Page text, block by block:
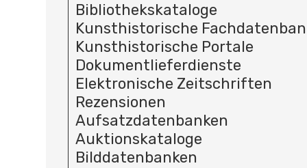
Bibliothekskataloge
Kunsthistorische
Kunsthistorische Portale
Dokumentlieferdienste
Elektronische Zeitschriften
Rezensionen
Aufsatzdatenbanken
Auktionskataloge
Bilddatenbanken